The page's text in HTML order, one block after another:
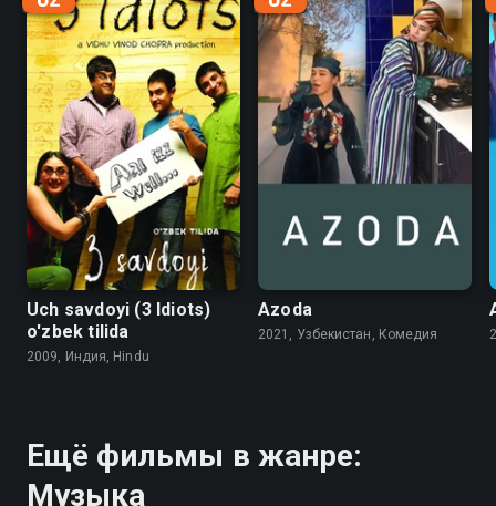
Uch savdoyi (3 Idiots)
o'zbek tilida
2009, Индия, Hindu
Azoda
2021, Узбекистан, Комедия
Ещё фильмы в жанре:
Музыка